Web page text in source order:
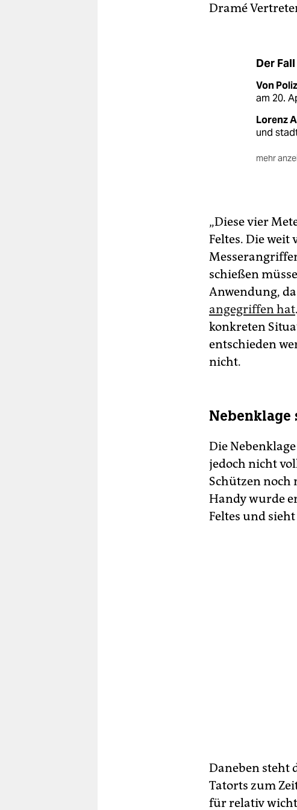
Dramé
Der
Von
am 20.
Lorenz
und
mehr
In der
einem
darauf,
Das
darf nur
„Diese vier
Feltes. Die weit
schießen
Anwendung, da
angegriffen hat
konkreten
entschieden
nicht.
Nebenklage
Die
jedoch nicht
Schützen noch
Handy wurde
Feltes und
Daneben steht
Tatorts zum
für relativ